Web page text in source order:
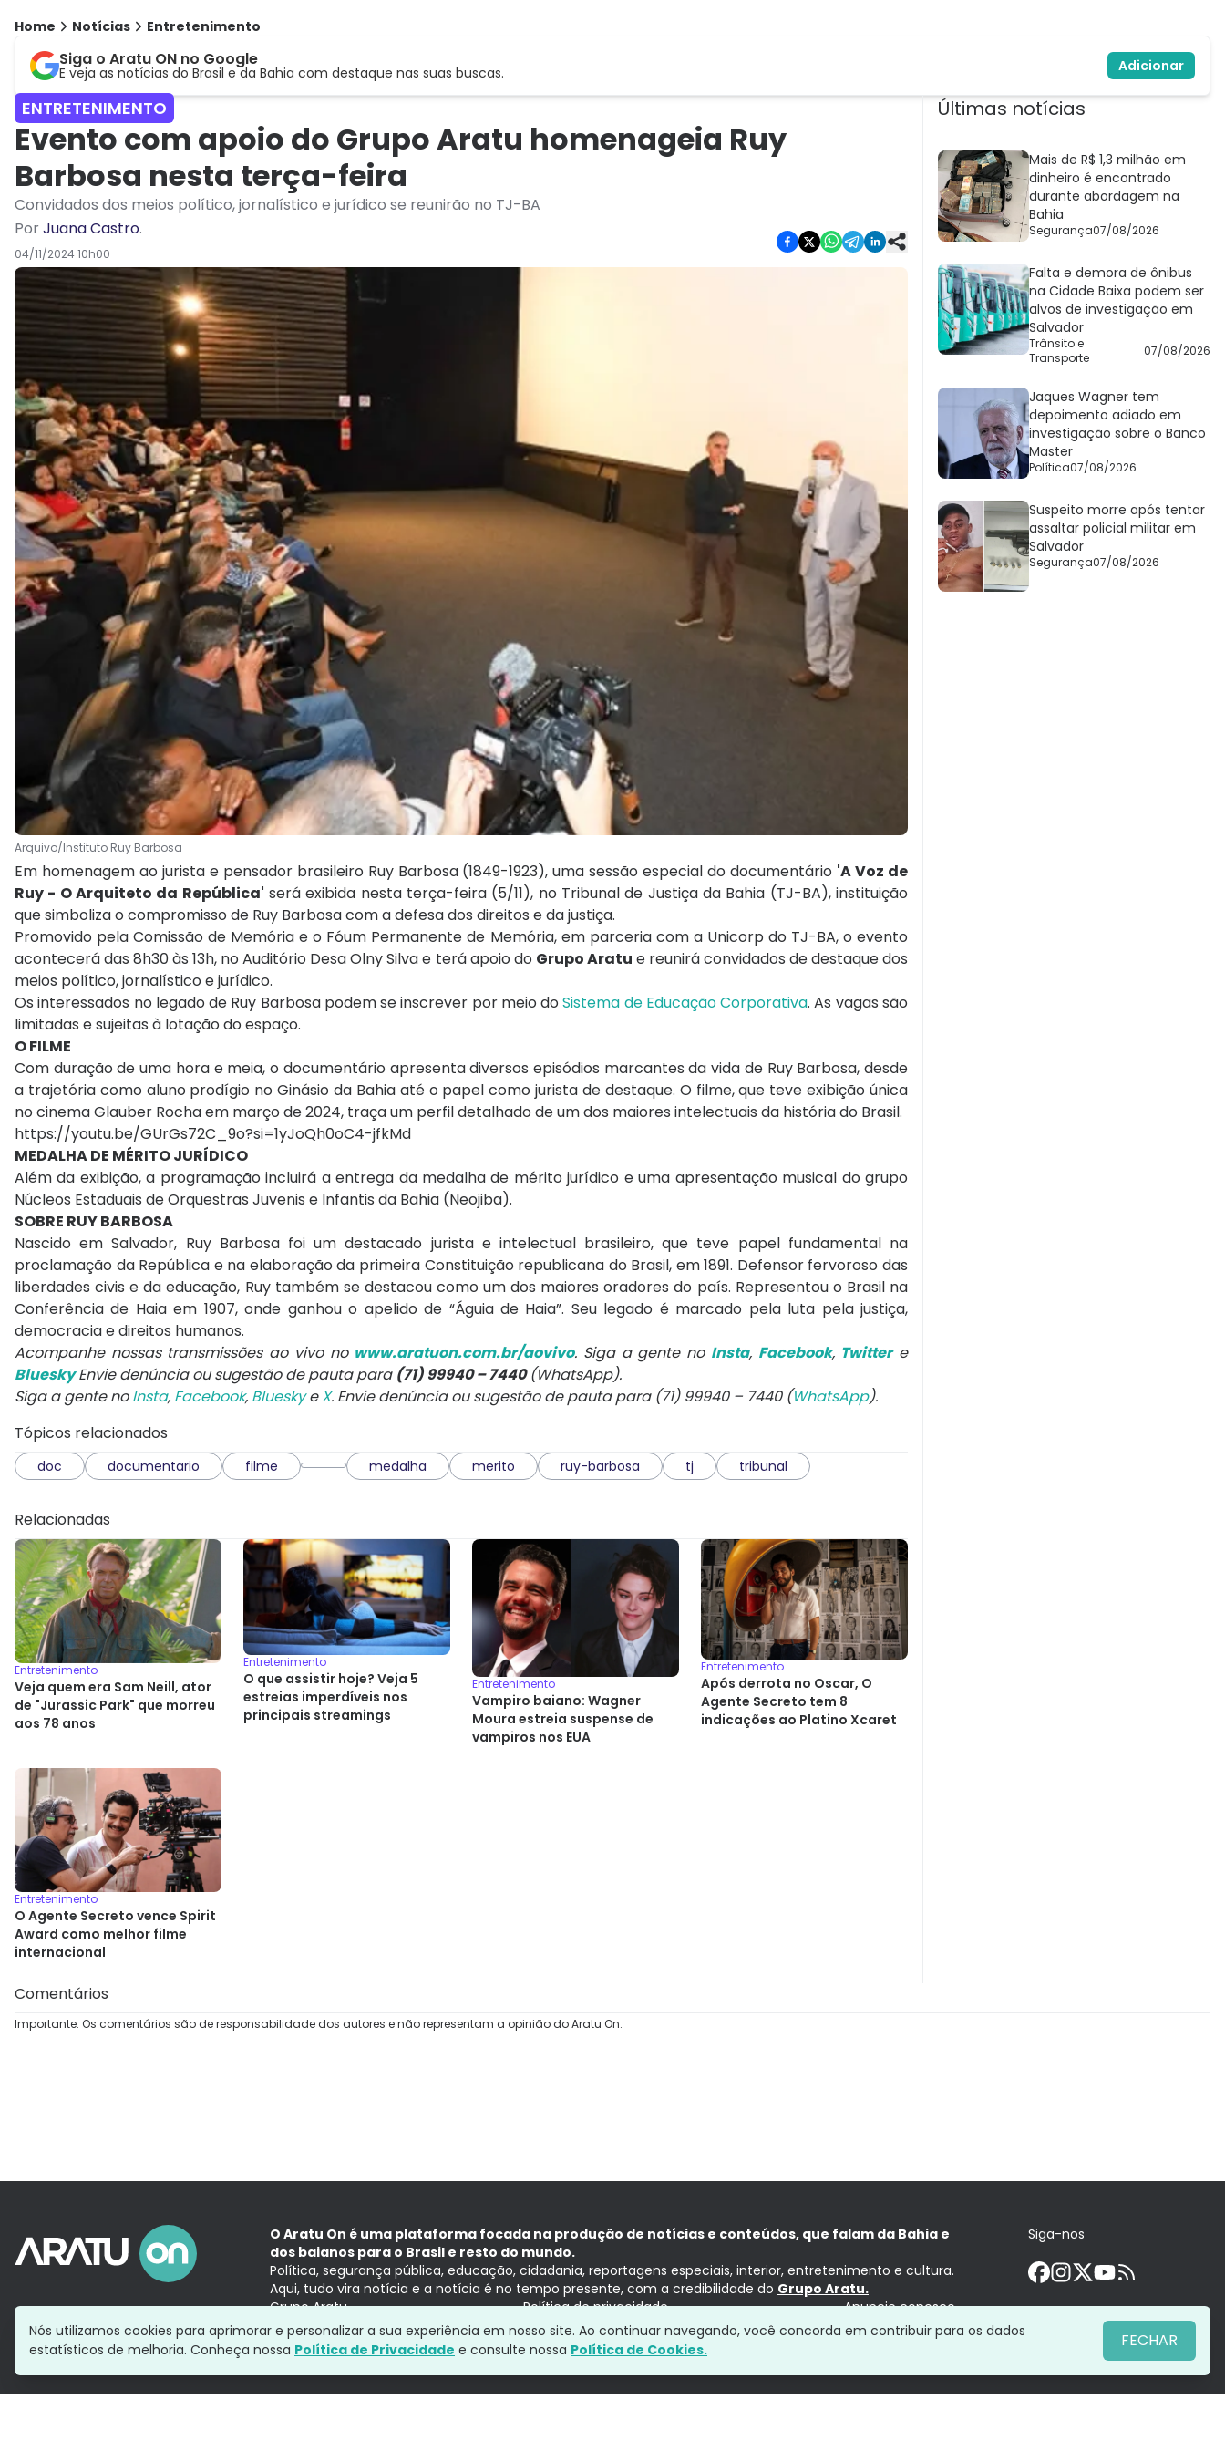
Home Notícias Entretenimento
Siga o Aratu ON no Google
E veja as notícias do Brasil e da Bahia com destaque nas suas buscas. Adicionar
ENTRETENIMENTO
Evento com apoio do Grupo Aratu homenageia Ruy
Barbosa nesta terça-feira
Convidados dos meios político, jornalístico e jurídico se reunirão no TJ-BA
PorJuana Castro.
04/11/2024 10h00
Arquivo/Instituto Ruy Barbosa
Em homenagem ao jurista e pensador brasileiro Ruy Barbosa (1849-1923), uma sessão especial do documentário 'A Voz de
Ruy - O Arquiteto da República' será exibida nesta terça-feira (5/11), no Tribunal de Justiça da Bahia (TJ-BA), instituição
que simboliza o compromisso de Ruy Barbosa com a defesa dos direitos e da justiça.
Promovido pela Comissão de Memória e o Fóum Permanente de Memória, em parceria com a Unicorp do TJ-BA, o evento
acontecerá das 8h30 às 13h, no Auditório Desa Olny Silva e terá apoio do Grupo Aratu e reunirá convidados de destaque dos
meios político, jornalístico e jurídico.
Os interessados no legado de Ruy Barbosa podem se inscrever por meio doSistema de Educação Corporativa. As vagas são
limitadas e sujeitas à lotação do espaço.
O FILME
Com duração de uma hora e meia, o documentário apresenta diversos episódios marcantes da vida de Ruy Barbosa, desde
a trajetória como aluno prodígio no Ginásio da Bahia até o papel como jurista de destaque. O filme, que teve exibição única
no cinema Glauber Rocha em março de 2024, traça um perfil detalhado de um dos maiores intelectuais da história do Brasil.
https://youtu.be/GUrGs72C_9o?si=1yJoQh0oC4-jfkMd
MEDALHA DE MÉRITO JURÍDICO
Além da exibição, a programação incluirá a entrega da medalha de mérito jurídico e uma apresentação musical do grupo
Núcleos Estaduais de Orquestras Juvenis e Infantis da Bahia (Neojiba).
SOBRE RUY BARBOSA
Nascido em Salvador, Ruy Barbosa foi um destacado jurista e intelectual brasileiro, que teve papel fundamental na
proclamação da República e na elaboração da primeira Constituição republicana do Brasil, em 1891. Defensor fervoroso das
liberdades civis e da educação, Ruy também se destacou como um dos maiores oradores do país. Representou o Brasil na
Conferência de Haia em 1907, onde ganhou o apelido de “Águia de Haia”. Seu legado é marcado pela luta pela justiça,
democracia e direitos humanos.
Acompanhe nossas transmissões ao vivo no www.aratuon.com.br/aovivo. Siga a gente no Insta, Facebook, Twittere
BlueskyEnvie denúncia ou sugestão de pauta para (71) 99940 – 7440(WhatsApp).
Siga a gente noInsta, Facebook, BlueskyeX. Envie denúncia ou sugestão de pauta para (71) 99940 – 7440 (WhatsApp).
Tópicos relacionados
doc documentario filme medalha merito ruy-barbosa tj tribunal
Relacionadas
Entretenimento
Veja quem era Sam Neill, ator
de "Jurassic Park" que morreu
aos 78 anos
Entretenimento
O que assistir hoje? Veja 5
estreias imperdíveis nos
principais streamings
Entretenimento
Vampiro baiano: Wagner
Moura estreia suspense de
vampiros nos EUA
Entretenimento
Após derrota no Oscar, O
Agente Secreto tem 8
indicações ao Platino Xcaret
Entretenimento
O Agente Secreto vence Spirit
Award como melhor filme
internacional
Últimas notícias
Mais de R$ 1,3 milhão em
dinheiro é encontrado
durante abordagem na
Bahia
Segurança07/08/2026
Falta e demora de ônibus
na Cidade Baixa podem ser
alvos de investigação em
Salvador
Trânsito e
Transporte
07/08/2026
Jaques Wagner tem
depoimento adiado em
investigação sobre o Banco
Master
Política07/08/2026
Suspeito morre após tentar
assaltar policial militar em
Salvador
Segurança07/08/2026
Comentários
Importante: Os comentários são de responsabilidade dos autores e não representam a opinião do Aratu On.
O Aratu On é uma plataforma focada na produção de notícias e conteúdos, que falam da Bahia e
dos baianos para o Brasil e resto do mundo.
Política, segurança pública, educação, cidadania, reportagens especiais, interior, entretenimento e cultura.
Aqui, tudo vira notícia e a notícia é no tempo presente, com a credibilidade do Grupo Aratu.
Grupo Aratu
Política de privacidade Anuncie conosco
Siga-nos
Nós utilizamos cookies para aprimorar e personalizar a sua experiência em nosso site. Ao continuar navegando, você concorda em contribuir para os dados
estatísticos de melhoria. Conheça nossa Política de Privacidade e consulte nossa Política de Cookies. FECHAR